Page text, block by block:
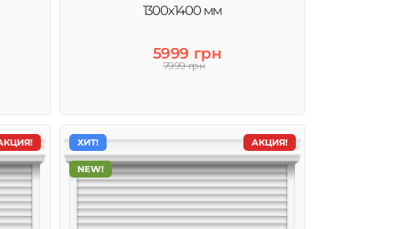
1300х1400 мм
5999 грн
7999 грн
АКЦИЯ!
ХИТ!
NEW!